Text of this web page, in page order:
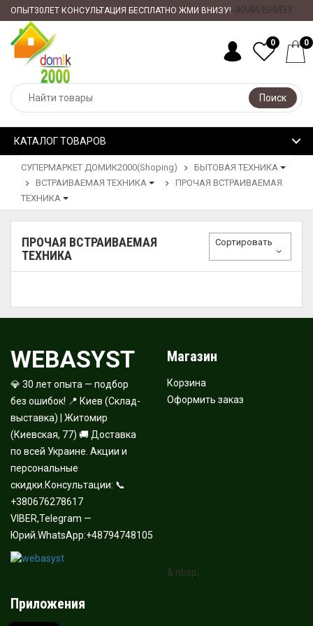
ОПЫТ30ЛЕТ КОНСУЛЬТАЦИЯ БЕСПЛАТНО ЖМИ ВНИЗУ!-ЖМИ/ВНИЗУ
Поиск
0 0
КАТАЛОГ ТОВАРОВ
СУПЕРМАРКЕТ ДОМИК2000(Shoping)
БЫТОВАЯ ТЕХНИКА
ВСТРАИВАЕМАЯ ТЕХНИКА
ПРОЧАЯ ВСТРАИВАЕМАЯ
ТЕХНИКА
ПРОЧАЯ ВСТРАИВАЕМАЯ
ТЕХНИКА
Сортировать
WEBASYST
💎 30 лет опыта — подбор
без ошибок! 📍 Киев (Склад-
выставка) | Житомир
(Киевская, 77) 🚚 Доставка
по всей Украине. Акции и
персональные
скидки.Консультации: 📞
+380676278617
VIBER,Telegram —
Юрий.WhatsApp:+48794748105
Магазин
Корзина
Оформить заказ
Приложения
&:nbsp;